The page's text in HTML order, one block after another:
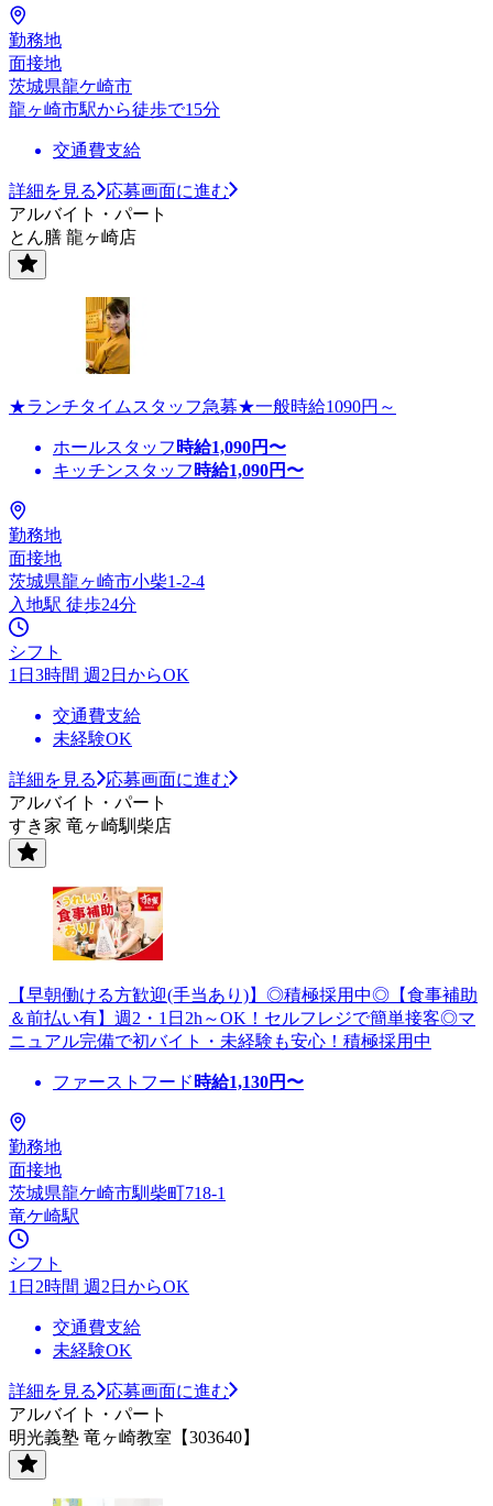
勤務地
面接地
茨城県龍ケ崎市
龍ヶ崎市駅から徒歩で15分
交通費支給
詳細を見る
応募画面に進む
アルバイト・パート
とん膳 龍ヶ崎店
★ランチタイムスタッフ急募★一般時給1090円～
ホールスタッフ 時給1,090円〜
キッチンスタッフ 時給1,090円〜
勤務地
面接地
茨城県龍ヶ崎市小柴1-2-4
入地駅 徒歩24分
シフト
1日3時間 週2日からOK
交通費支給
未経験OK
詳細を見る
応募画面に進む
アルバイト・パート
すき家 竜ヶ崎馴柴店
【早朝働ける方歓迎(手当あり)】◎積極採用中◎【食事補助
＆前払い有】週2・1日2h～OK！セルフレジで簡単接客◎マ
ニュアル完備で初バイト・未経験も安心！積極採用中
ファーストフード 時給1,130円〜
勤務地
面接地
茨城県龍ケ崎市馴柴町718-1
竜ケ崎駅
シフト
1日2時間 週2日からOK
交通費支給
未経験OK
詳細を見る
応募画面に進む
アルバイト・パート
明光義塾 竜ヶ崎教室【303640】